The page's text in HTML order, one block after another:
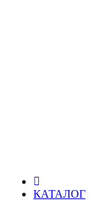
КАТАЛОГ